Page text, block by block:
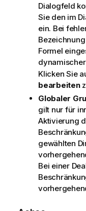
Dialogfeld
Sie den im
ein. Bei
Formel
Klicken Sie
bearbeiten
Globaler
gilt nur für
Aktivierung
gewählten
Bei einer